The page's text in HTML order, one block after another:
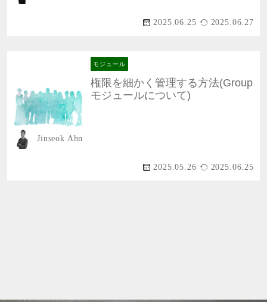
2025.06.25 2025.06.27
モジュール
権限を細かく管理する方法(Group
モジュールについて)
Jinseok Ahn
2025.05.26 2025.06.25